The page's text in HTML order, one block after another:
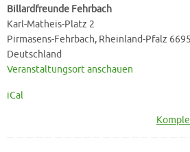
Fehrbach
-
SC
Ramstein-
Miesenbach
Billardfreunde Fehrbach
Karl-Matheis-Platz 2
Pirmasens-Fehrbach, Rheinland-Pfalz
Deutschland
Veranstaltungsort anschauen
iCal